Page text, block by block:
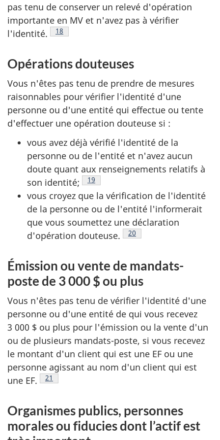
pas tenu de conserver un relevé d'opération
importante en MV et n'avez pas à vérifier
l'identité.
Note de bas de page
18
Opérations douteuses
Vous n'êtes pas tenu de prendre de mesures
raisonnables pour vérifier l'identité d'une
personne ou d'une entité qui effectue ou tente
d'effectuer une opération douteuse si :
vous avez déjà vérifié l'identité de la
personne ou de l'entité et n'avez aucun
doute quant aux renseignements relatifs à
son identité;
Note de bas de page
19
vous croyez que la vérification de l'identité
de la personne ou de l'entité l'informerait
que vous soumettez une déclaration
d'opération douteuse.
Note de bas de page
20
Émission ou vente de mandats-
poste de 3 000 $ ou plus
Vous n'êtes pas tenu de vérifier l'identité d'une
personne ou d'une entité de qui vous recevez
3 000 $ ou plus pour l'émission ou la vente d'un
ou de plusieurs mandats-poste, si vous recevez
le montant d'un client qui est une EF ou une
personne agissant au nom d'un client qui est
une EF.
Note de bas de page
21
Organismes publics, personnes
morales ou fiducies dont l’actif est